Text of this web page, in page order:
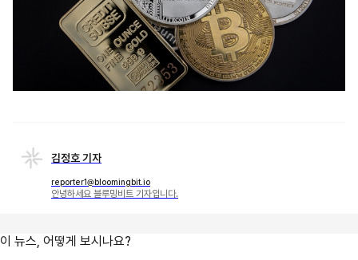
김정호 기자
reporter1@bloomingbit.io
안녕하세요 블루밍비트 기자입니다.
이 뉴스, 어떻게 보시나요?